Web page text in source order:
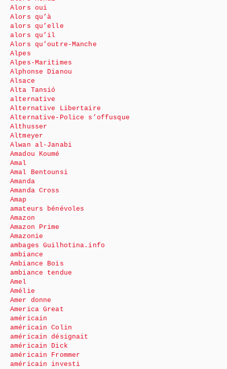
Alors oui
Alors qu’à
alors qu’elle
alors qu’il
Alors qu’outre-Manche
Alpes
Alpes-Maritimes
Alphonse Dianou
Alsace
Alta Tansió
alternative
Alternative Libertaire
Alternative-Police s’offusque
Althusser
Altmeyer
Alwan al-Janabi
Amadou Koumé
Amal
Amal Bentounsi
Amanda
Amanda Cross
Amap
amateurs bénévoles
Amazon
Amazon Prime
Amazonie
ambages Guilhotina.info
ambiance
Ambiance Bois
ambiance tendue
Amel
Amélie
Amer donne
America Great
américain
américain Colin
américain désignait
américain Dick
américain Frommer
américain investi